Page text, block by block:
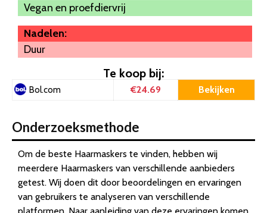
Vegan en proefdiervrij
Nadelen:
Duur
Te koop bij:
Bol.com €24.69 Bekijken
Onderzoeksmethode
Om de beste Haarmaskers te vinden, hebben wij
meerdere Haarmaskers van verschillende aanbieders
getest. Wij doen dit door beoordelingen en ervaringen
van gebruikers te analyseren van verschillende